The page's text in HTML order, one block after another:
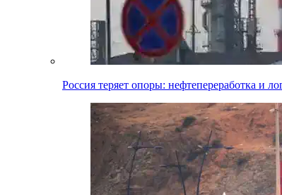
Россия теряет опоры: нефтепереработка и